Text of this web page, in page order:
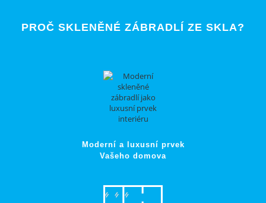
PROČ SKLENĚNÉ ZÁBRADLÍ ZE SKLA?
Moderní a luxusní prvek
Vašeho domova